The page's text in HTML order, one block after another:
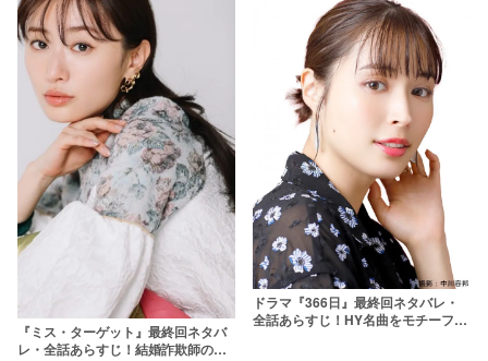
『ミス・ターゲット』最終回ネタバ
レ・全話あらすじ！結婚詐欺師の婚
ドラマ『366日』最終回ネタバレ・
全話あらすじ！HY名曲をモチーフに